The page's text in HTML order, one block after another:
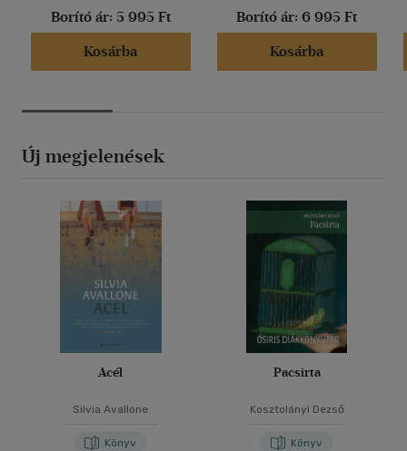
Borító ár: 5 995 Ft
Kosárba
Borító ár: 6 995 Ft
Kosárba
Új megjelenések
Acél
Silvia Avallone
Könyv
Pacsirta
Kosztolányi Dezső
Könyv